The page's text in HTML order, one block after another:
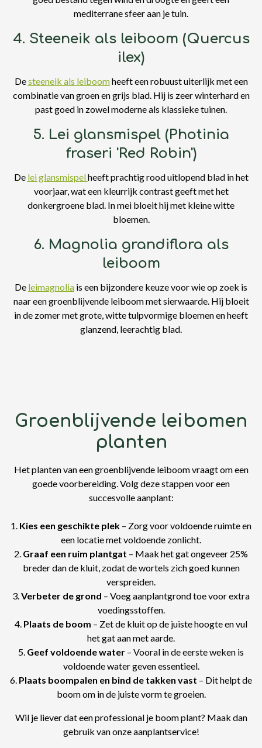
mediterrane sfeer aan je tuin.
4. Steeneik als leiboom (Quercus
ilex)
Desteeneik als leiboomheeft een robuust uiterlijk met een
combinatie van groen en grijs blad. Hij is zeer winterhard en
past goed in zowel moderne als klassieke tuinen.
5. Lei glansmispel (Photinia
fraseri 'Red Robin')
De lei glansmispelheeft prachtig rood uitlopend blad in het
voorjaar, wat een kleurrijk contrast geeft met het
donkergroene blad. In mei bloeit hij met kleine witte
bloemen.
6. Magnolia grandiflora als
leiboom
De leimagnolia is een bijzondere keuze voor wie op zoek is
naar een groenblijvende leiboom met sierwaarde. Hij bloeit
in de zomer met grote, witte tulpvormige bloemen en heeft
glanzend, leerachtig blad.
Groenblijvende leibomen
planten
Het planten van een groenblijvende leiboom vraagt om een
goede voorbereiding. Volg deze stappen voor een
succesvolle aanplant:
1. Kies een geschikte plek – Zorg voor voldoende ruimte en
een locatie met voldoende zonlicht.
2. Graaf een ruim plantgat – Maak het gat ongeveer 25%
breder dan de kluit, zodat de wortels zich goed kunnen
verspreiden.
3.Verbeter de grond – Voeg aanplantgrond toe voor extra
voedingsstoffen.
4. Plaats de boom – Zet de kluit op de juiste hoogte en vul
het gat aan met aarde.
5. Geef voldoende water – Vooral in de eerste weken is
voldoende water geven essentieel.
6. Plaats boompalen en bind de takken vast – Dit helpt de
boom om in de juiste vorm te groeien.
Wil je liever dat een professional je boom plant? Maak dan
gebruik van onze aanplantservice!